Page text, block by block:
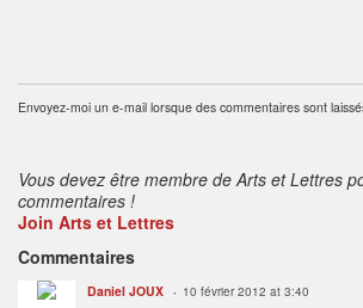
Envoyez-moi un e-mail lorsque des commentaires sont
Vous devez être membre de Arts et Lettres
commentaires !
Join Arts et Lettres
Commentaires
Daniel JOUX 10 février 2012 at 3:40